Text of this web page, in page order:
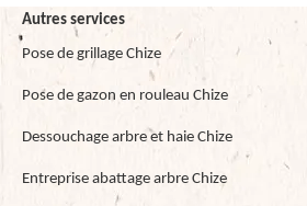
Autres services
Pose de grillage Chize
Pose de gazon en rouleau Chize
Dessouchage arbre et haie Chize
Entreprise abattage arbre Chize